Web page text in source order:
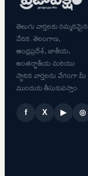
తెలుగు వార్తలకు నమ్మకమైన
వేదిక. తెలంగాణ,
ఆంధ్రప్రదేశ్, జాతీయ,
అంతర్జాతీయ మరియు
స్థానిక వార్తలను వేగంగా మీ
ముందుకు తీసుకువస్తాం.
f X ▶ ◎